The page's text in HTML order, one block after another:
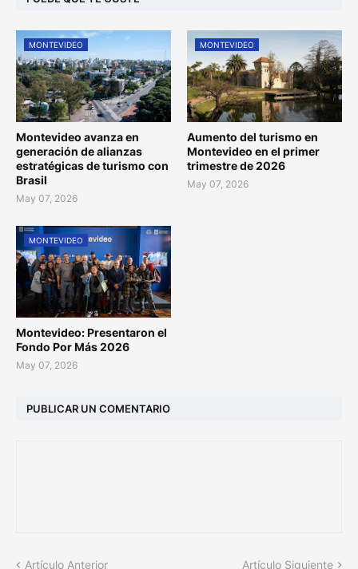
MONTEVIDEO
Montevideo avanza en
generación de alianzas
estratégicas de turismo con
Brasil
May 07, 2026
MONTEVIDEO
Aumento del turismo en
Montevideo en el primer
trimestre de 2026
May 07, 2026
MONTEVIDEO
Montevideo: Presentaron el
Fondo Por Más 2026
May 07, 2026
PUBLICAR UN COMENTARIO
Artículo Anterior Artículo Siguiente